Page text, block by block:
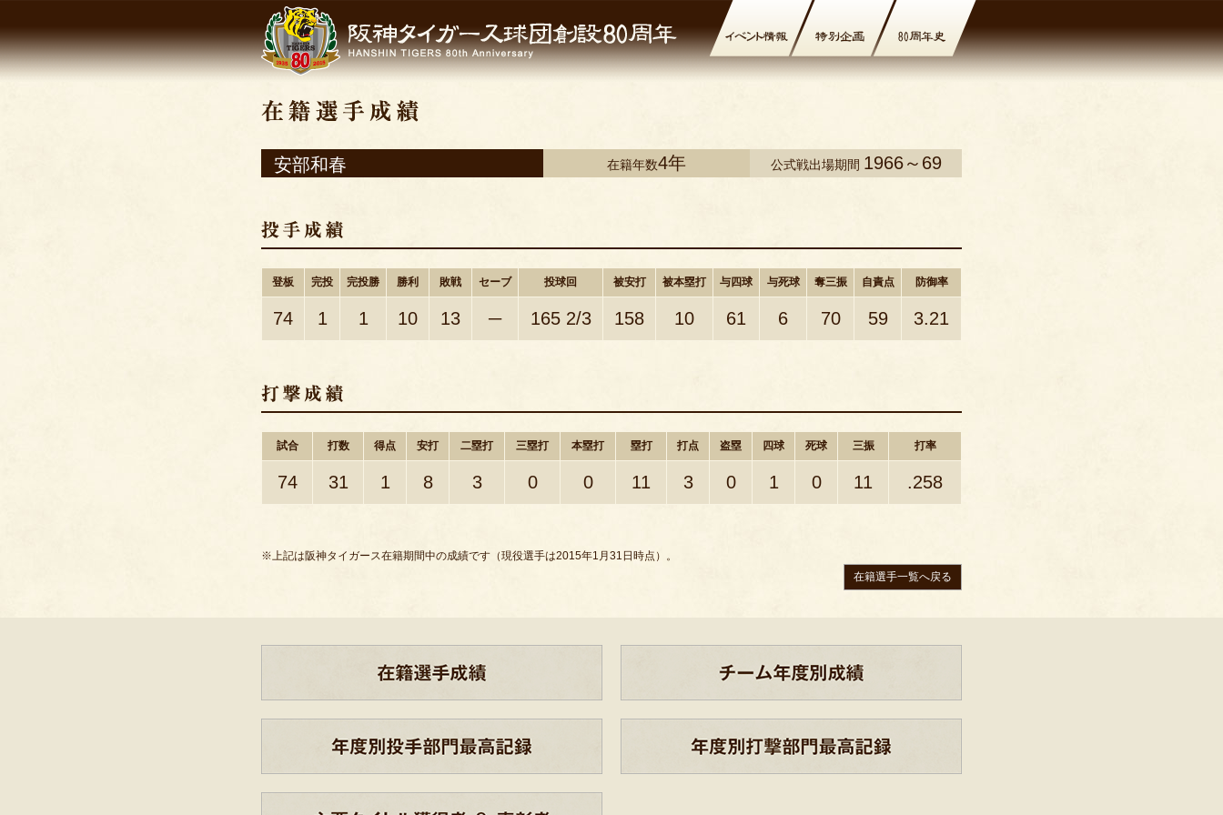
安部和春 在籍年数4年 公式戦出場期間 1966～69
登板 完投 完投勝 勝利 敗戦 セーブ 投球回 被安打 被本塁打 与四球 与死球 奪三振 自責点 防御率
74 1 1 10 13 ─ 165 2/3 158 10 61 6 70 59 3.21
試合 打数 得点 安打 二塁打 三塁打 本塁打 塁打 打点 盗塁 四球 死球 三振 打率
74 31 1 8 3 0 0 11 3 0 1 0 11 .258
※上記は阪神タイガース在籍期間中の成績です（現役選手は2015年1月31日時点）。
在籍選手一覧へ戻る